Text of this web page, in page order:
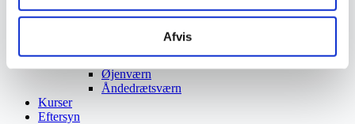
Afvis
Faldsikring
Skæreudstyr
Øjenværn
Åndedrætsværn
Kurser
Eftersyn